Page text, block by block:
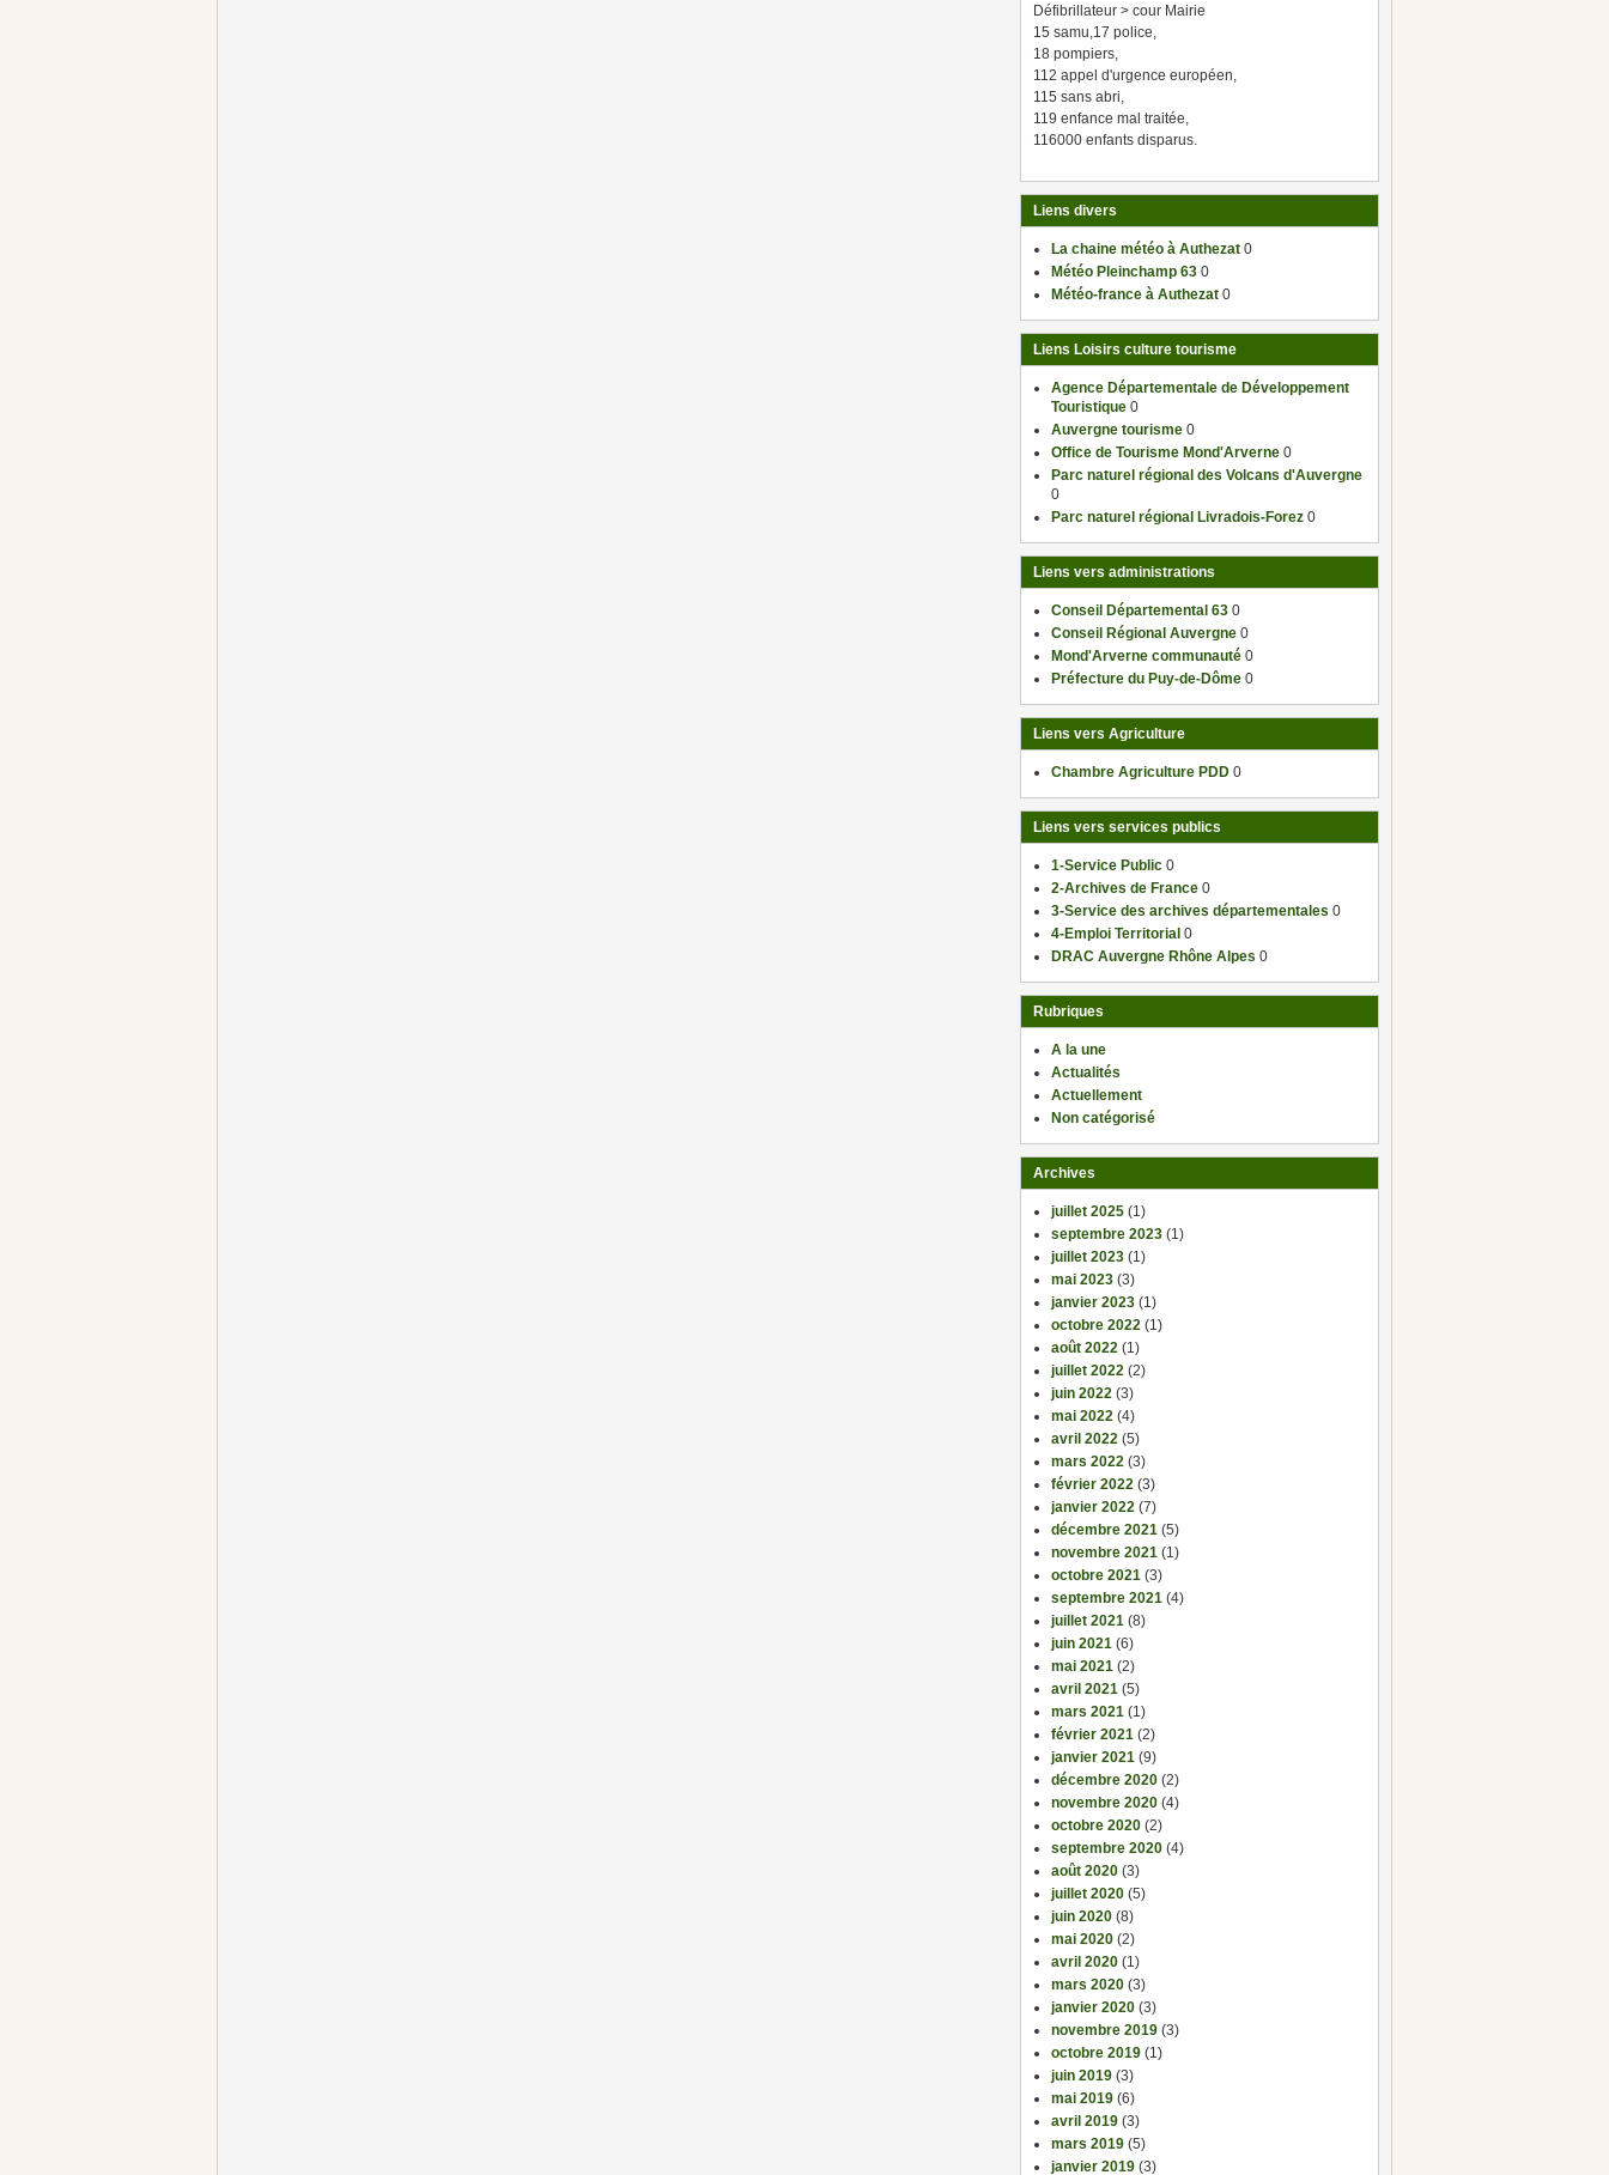
Défibrillateur > cour Mairie
15 samu,17 police,
18 pompiers,
112 appel d'urgence européen,
115 sans abri,
119 enfance mal traitée,
116000 enfants disparus.
Liens divers
La chaine météo à Authezat 0
Météo Pleinchamp 63 0
Météo-france à Authezat 0
Liens Loisirs culture tourisme
Agence Départementale de Développement
Touristique 0
Auvergne tourisme 0
Office de Tourisme Mond'Arverne 0
Parc naturel régional des Volcans d'Auvergne
0
Parc naturel régional Livradois-Forez 0
Liens vers administrations
Conseil Départemental 63 0
Conseil Régional Auvergne 0
Mond'Arverne communauté 0
Préfecture du Puy-de-Dôme 0
Liens vers Agriculture
Chambre Agriculture PDD 0
Liens vers services publics
1-Service Public 0
2-Archives de France 0
3-Service des archives départementales 0
4-Emploi Territorial 0
DRAC Auvergne Rhône Alpes 0
Rubriques
A la une
Actualités
Actuellement
Non catégorisé
Archives
juillet 2025 (1)
septembre 2023 (1)
juillet 2023 (1)
mai 2023 (3)
janvier 2023 (1)
octobre 2022 (1)
août 2022 (1)
juillet 2022 (2)
juin 2022 (3)
mai 2022 (4)
avril 2022 (5)
mars 2022 (3)
février 2022 (3)
janvier 2022 (7)
décembre 2021 (5)
novembre 2021 (1)
octobre 2021 (3)
septembre 2021 (4)
juillet 2021 (8)
juin 2021 (6)
mai 2021 (2)
avril 2021 (5)
mars 2021 (1)
février 2021 (2)
janvier 2021 (9)
décembre 2020 (2)
novembre 2020 (4)
octobre 2020 (2)
septembre 2020 (4)
août 2020 (3)
juillet 2020 (5)
juin 2020 (8)
mai 2020 (2)
avril 2020 (1)
mars 2020 (3)
janvier 2020 (3)
novembre 2019 (3)
octobre 2019 (1)
juin 2019 (3)
mai 2019 (6)
avril 2019 (3)
mars 2019 (5)
janvier 2019 (3)